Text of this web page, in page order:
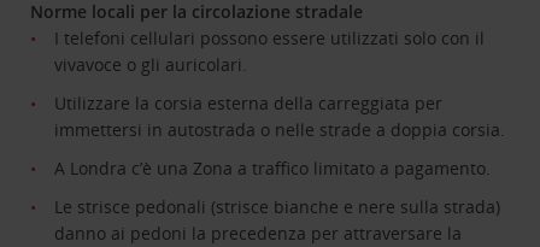
Norme locali per la circolazione stradale
I telefoni cellulari possono essere utilizzati solo con il
vivavoce o gli auricolari.
Utilizzare la corsia esterna della carreggiata per
immettersi in autostrada o nelle strade a doppia corsia.
A Londra c’è una Zona a traffico limitato a pagamento.
Le strisce pedonali (strisce bianche e nere sulla strada)
danno ai pedoni la precedenza per attraversare la